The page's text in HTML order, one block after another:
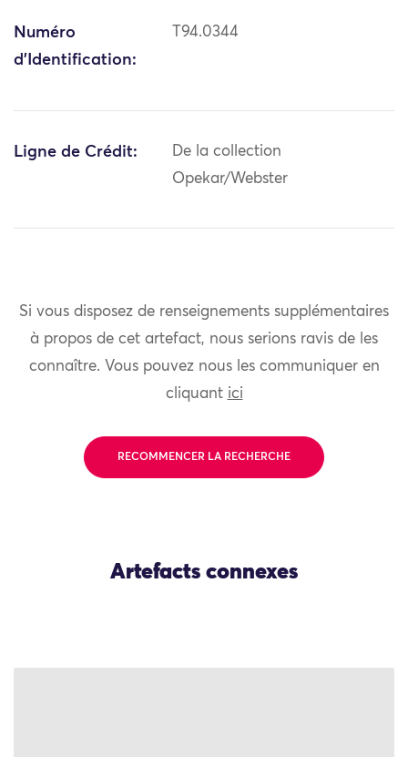
Numéro
d'Identification:
T94.0344
Ligne de Crédit:
De la collection
Opekar/Webster
Si vous disposez de renseignements supplémentaires
à propos de cet artefact, nous serions ravis de les
connaître. Vous pouvez nous les communiquer en
cliquant ici
RECOMMENCER LA RECHERCHE
Artefacts connexes